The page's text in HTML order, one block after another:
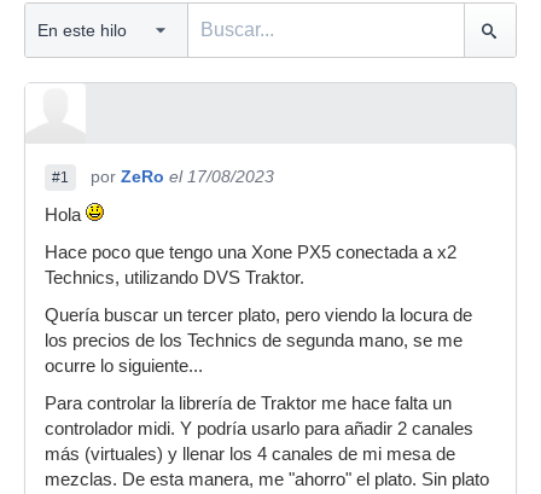
#1 por ZeRo el 17/08/2023
Hola
Hace poco que tengo una Xone PX5 conectada a x2
Technics, utilizando DVS Traktor.
Quería buscar un tercer plato, pero viendo la locura de
los precios de los Technics de segunda mano, se me
ocurre lo siguiente...
Para controlar la librería de Traktor me hace falta un
controlador midi. Y podría usarlo para añadir 2 canales
más (virtuales) y llenar los 4 canales de mi mesa de
mezclas. De esta manera, me "ahorro" el plato. Sin plato